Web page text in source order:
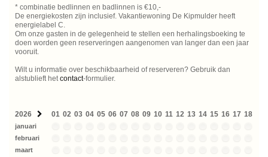
* combinatie bedlinnen en badlinnen is €10,-
De energiekosten zijn inclusief. Vakantiewoning De Kipmulder heeft
energielabel C.
Om onze gasten in de gelegenheid te stellen een herhalingsboeking te
doen worden geen reserveringen aangenomen van langer dan een jaar
vooruit.
Wilt u informatie over beschikbaarheid of reserveren? Gebruik dan
alstublieft het contact-formulier.
2026 01 02 03 04 05 06 07 08 09 10 11 12 13 14 15 16 17 18
januari
februari
maart